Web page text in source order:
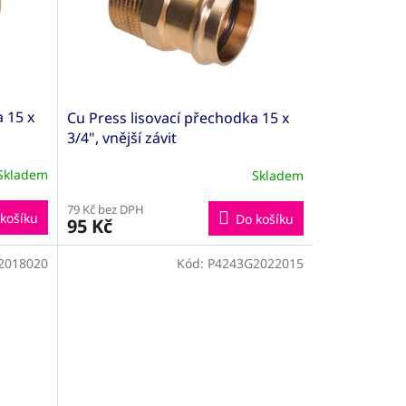
15 x
Cu Press lisovací přechodka 15 x
3/4", vnější závit
Skladem
79 Kč bez DPH
95 Kč Do košíku
Kód: P4243G2022015